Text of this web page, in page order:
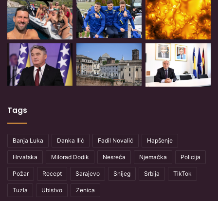
Tags
Banja Luka Danka Ilić Fadil Novalić Hapšenje
Hrvatska Milorad Dodik Nesreća Njemačka Policija
Požar Recept Sarajevo Snijeg Srbija TikTok
Tuzla Ubistvo Zenica